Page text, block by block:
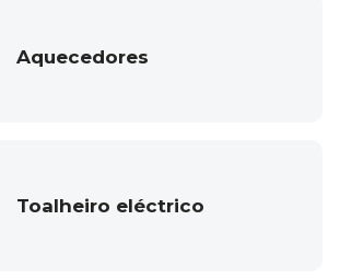
Aquecedores
Toalheiro eléctrico